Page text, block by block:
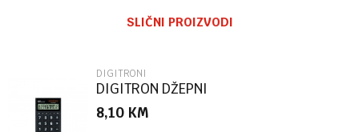
Poruka
SLIČNI PROIZVODI
DIGITRONI
DIGITRON DŽEPNI
8,10 KM